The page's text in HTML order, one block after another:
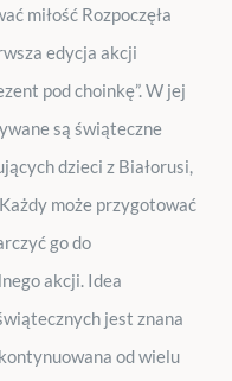
miłość Rozpoczęła
edycja akcji
pod choinkę”. W jej
są świąteczne
dzieci z Białorusi,
może przygotować
go do
akcji. Idea
jest znana
od wielu